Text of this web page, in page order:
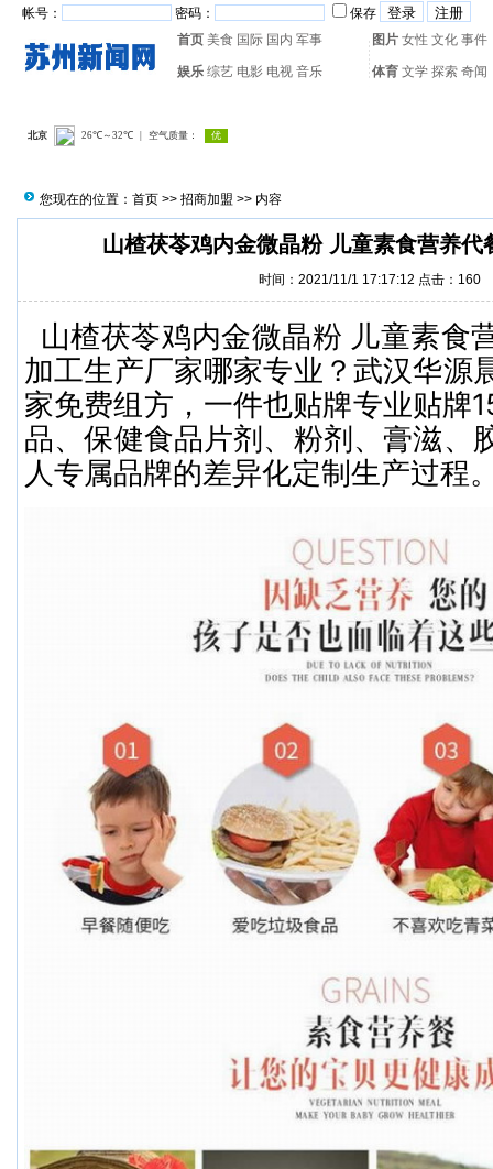
帐号： 密码：
保存
首页 美食 国际 国内 军事 图片 女性 文化 事件
娱乐 综艺 电影 电视 音乐 体育 文学 探索 奇闻
您现在的位置： 首页 >> 招商加盟 >> 内容
山楂茯苓鸡内金微晶粉 儿童素食营养代
时间：2021/11/1 17:17:12 点击： 160
山楂茯苓鸡内金微晶粉 儿童素食
加工生产厂家哪家专业？武汉华源
家免费组方，一件也贴牌专业贴牌
品、保健食品片剂、粉剂、膏滋、
人专属品牌的差异化定制生产过程